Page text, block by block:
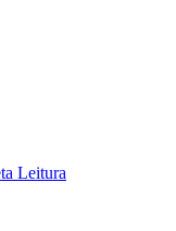
Leitura